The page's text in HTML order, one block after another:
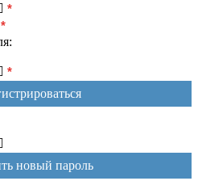
*
*
*
новый пароль